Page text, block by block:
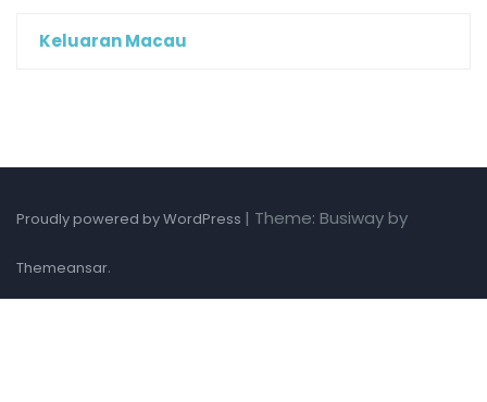
Keluaran Macau
Proudly powered by WordPress | Theme: Busiway by
Themeansar.